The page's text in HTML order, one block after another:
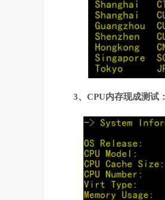
3、CPU内存现成测试：